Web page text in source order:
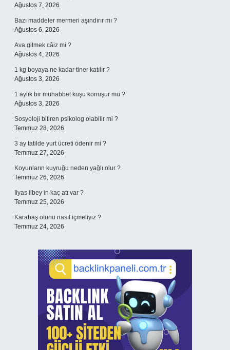
Ağustos 7, 2026
Bazı maddeler mermeri aşındırır mı ?
Ağustos 6, 2026
Ava gitmek câiz mi ?
Ağustos 4, 2026
1 kg boyaya ne kadar tiner katılır ?
Ağustos 3, 2026
1 aylık bir muhabbet kuşu konuşur mu ?
Ağustos 3, 2026
Sosyoloji bitiren psikolog olabilir mi ?
Temmuz 28, 2026
3 ay tatilde yurt ücreti ödenir mi ?
Temmuz 27, 2026
Koyunların kuyruğu neden yağlı olur ?
Temmuz 26, 2026
Ilyas ilbey in kaç atı var ?
Temmuz 25, 2026
Karabaş otunu nasıl içmeliyiz ?
Temmuz 24, 2026